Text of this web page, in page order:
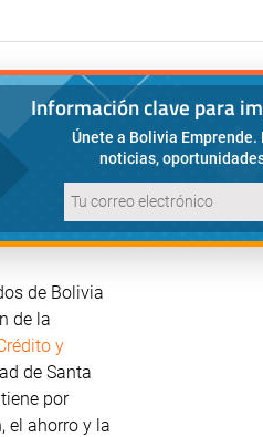
Información clave para
Únete a Bolivia
noticias,
de Bolivia
de la
y
de Santa
por
el ahorro y la